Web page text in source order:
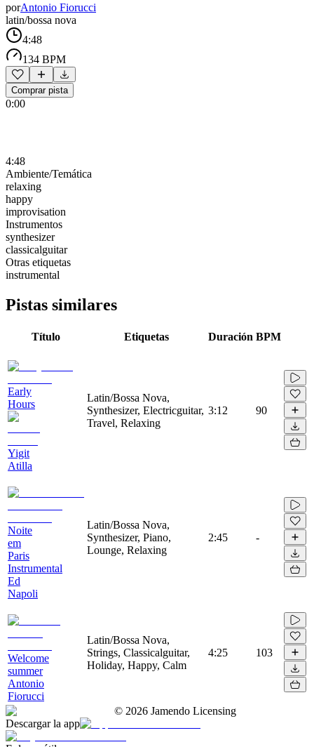
porAntonio Fiorucci
latin/bossa nova
4:48
134 BPM
Comprar pista
0:00
4:48
Ambiente/Temática
relaxing
happy
improvisation
Instrumentos
synthesizer
classicalguitar
Otras etiquetas
instrumental
Pistas similares
Título Etiquetas Duración BPM
Early
Hours
Yigit
Atilla
Latin/Bossa Nova,
Synthesizer, Electricguitar,
Travel, Relaxing
3:12 90
Noite
em
Paris
Instrumental
Ed
Napoli
Latin/Bossa Nova,
Synthesizer, Piano,
Lounge, Relaxing
2:45 -
Welcome
summer
Antonio
Fiorucci
Latin/Bossa Nova,
Strings, Classicalguitar,
Holiday, Happy, Calm
4:25 103
© 2026 Jamendo Licensing
Descargar la app